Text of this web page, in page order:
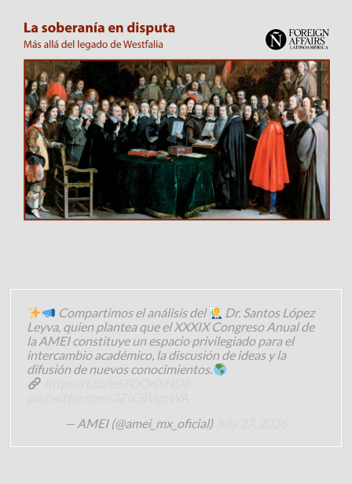
Compartimos el análisis del
Dr. Santos López
Leyva, quien plantea que el XXXIX Congreso Anual de
la AMEI constituye un espacio privilegiado para el
intercambio académico, la discusión de ideas y la
difusión de nuevos conocimientos.
— AMEI (@amei_mx_oficial)